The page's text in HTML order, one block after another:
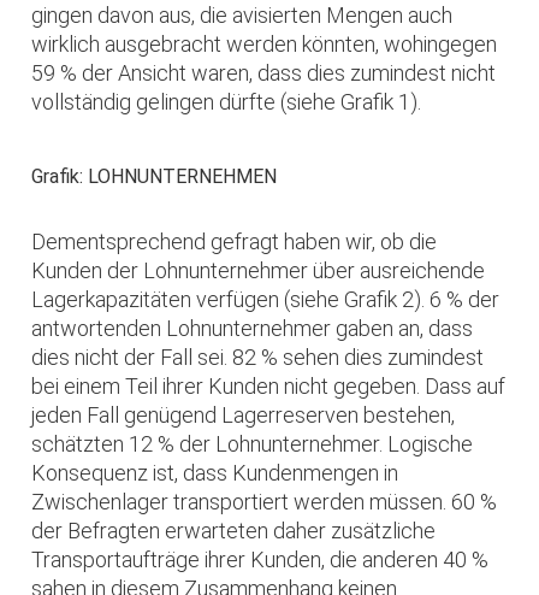
gingen davon aus, die avisierten Mengen auch
wirklich ausgebracht werden könnten, wohingegen
59 % der Ansicht waren, dass dies zumindest nicht
vollständig gelingen dürfte (siehe Grafik 1).
Grafik: LOHNUNTERNEHMEN
Dementsprechend gefragt haben wir, ob die
Kunden der Lohnunternehmer über ausreichende
Lagerkapazitäten verfügen (siehe Grafik 2). 6 % der
antwortenden Lohnunternehmer gaben an, dass
dies nicht der Fall sei. 82 % sehen dies zumindest
bei einem Teil ihrer Kunden nicht gegeben. Dass auf
jeden Fall genügend Lagerreserven bestehen,
schätzten 12 % der Lohnunternehmer. Logische
Konsequenz ist, dass Kundenmengen in
Zwischenlager transportiert werden müssen. 60 %
der Befragten erwarteten daher zusätzliche
Transportaufträge ihrer Kunden, die anderen 40 %
sahen in diesem Zusammenhang keinen